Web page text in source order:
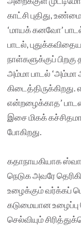
காட்சி புதிது,
‘மாயக் கனவோ’
பாடல்,
நாள்களுக்குப் பிறகு
அம்மா பாடல் ‘அம்மா
என்றழைக்காத’
இசை மிகக்
போகிறது.
கதாநாயகியாக
நெடுக அவரே
உழைக்கும் வர்க்கப்
கடுமையான உழைப்பு
செல்வியும்